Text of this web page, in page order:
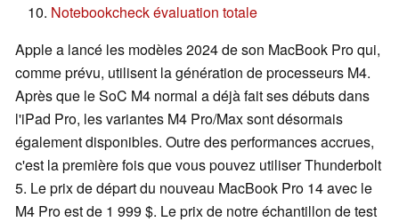
Notebookcheck évaluation totale
Apple a lancé les modèles 2024 de son MacBook Pro qui,
comme prévu, utilisent la génération de processeurs M4.
Après que le SoC M4 normal a déjà fait ses débuts dans
l'iPad Pro, les variantes M4 Pro/Max sont désormais
également disponibles. Outre des performances accrues,
c'est la première fois que vous pouvez utiliser Thunderbolt
5. Le prix de départ du nouveau MacBook Pro 14 avec le
M4 Pro est de 1 999 $. Le prix de notre échantillon de test